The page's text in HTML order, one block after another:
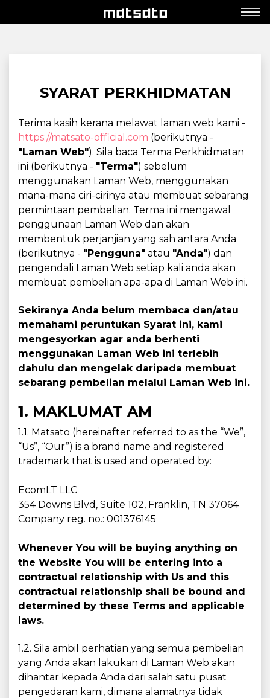
SYARAT PERKHIDMATAN
Terima kasih kerana melawat laman web kami -
https://matsato-official.com (berikutnya -
"Laman Web"). Sila baca Terma Perkhidmatan
ini (berikutnya - "Terma") sebelum
menggunakan Laman Web, menggunakan
mana-mana ciri-cirinya atau membuat sebarang
permintaan pembelian. Terma ini mengawal
penggunaan Laman Web dan akan
membentuk perjanjian yang sah antara Anda
(berikutnya - "Pengguna" atau "Anda") dan
pengendali Laman Web setiap kali anda akan
membuat pembelian apa-apa di Laman Web ini.
Sekiranya Anda belum membaca dan/atau
memahami peruntukan Syarat ini, kami
mengesyorkan agar anda berhenti
menggunakan Laman Web ini terlebih
dahulu dan mengelak daripada membuat
sebarang pembelian melalui Laman Web ini.
1. MAKLUMAT AM
1.1. Matsato (hereinafter referred to as the “We”,
“Us”, “Our”) is a brand name and registered
trademark that is used and operated by:
EcomLT LLC
354 Downs Blvd, Suite 102, Franklin, TN 37064
Company reg. no.: 001376145
Whenever You will be buying anything on
the Website You will be entering into a
contractual relationship with Us and this
contractual relationship shall be bound and
determined by these Terms and applicable
laws.
1.2. Sila ambil perhatian yang semua pembelian
yang Anda akan lakukan di Laman Web akan
dihantar kepada Anda dari salah satu pusat
pengedaran kami, dimana alamatnya tidak